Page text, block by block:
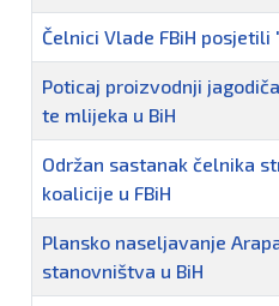
Čelnici Vlade FBiH
Poticaj proizvodnji
te mlijeka u BiH
Održan sastanak čelnika
koalicije u FBiH
Plansko naseljavanje
stanovništva u BiH